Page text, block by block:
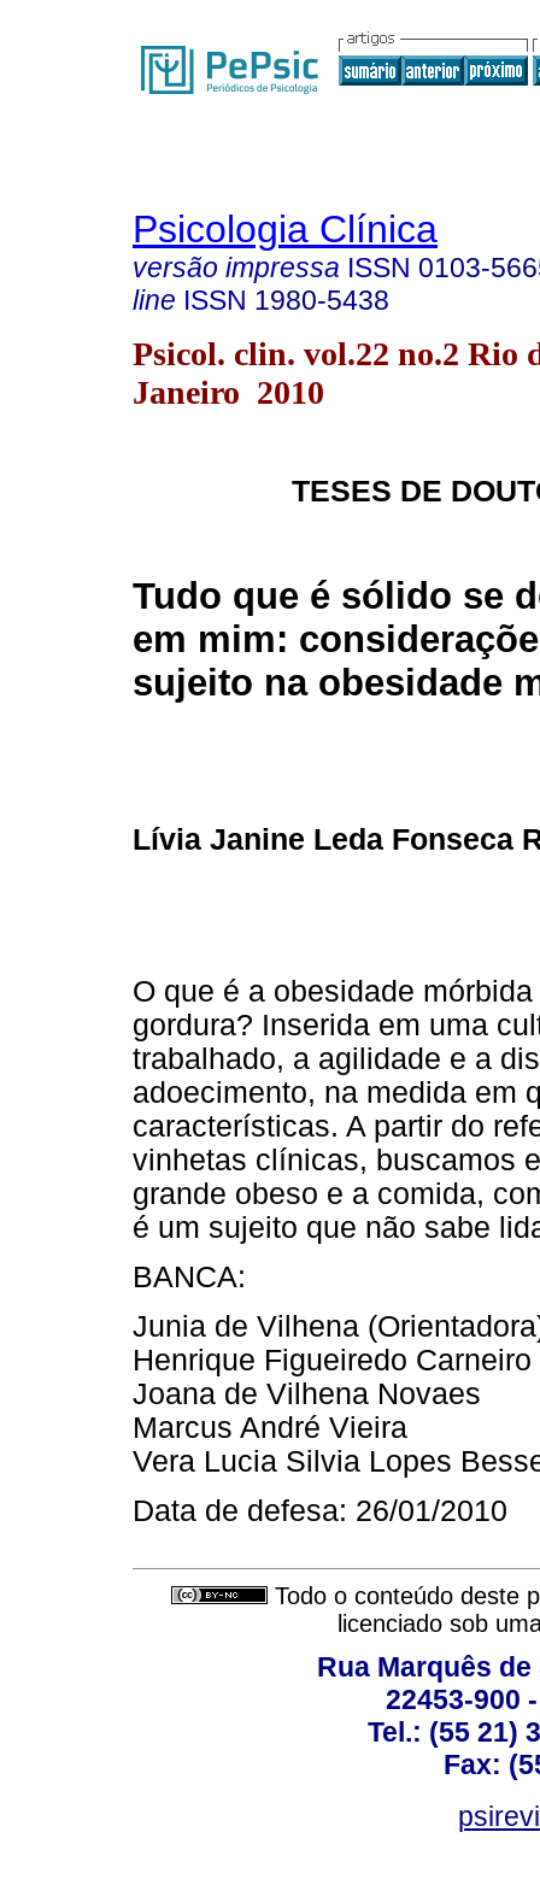
Psicologia Clínica
versão impressa ISSN 0103-
line ISSN 1980-5438
Psicol. clin. vol.22 no.2 Rio
Janeiro 2010
TESES DE
Tudo que é sólido se
em mim:
sujeito na obesidade
Lívia Janine Leda Fonseca
O que é a obesidade
gordura? Inserida em uma
trabalhado, a agilidade e a
adoecimento, na medida em
características. A partir do
vinhetas clínicas, buscamos
grande obeso e a comida,
é um sujeito que não sabe
BANCA:
Junia de Vilhena
Henrique Figueiredo Carneiro
Joana de Vilhena Novaes
Marcus André Vieira
Vera Lucia Silvia Lopes
Data de defesa: 26/01/2010
Todo o conteúdo deste
licenciado sob
Rua Marquês de
22453-900
Tel.: (55 21)
Fax: